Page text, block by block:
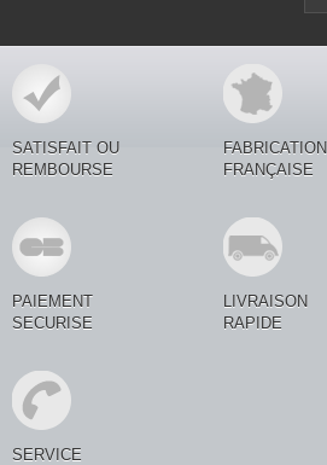
SATISFAIT OU
REMBOURSE
FABRICATION
FRANÇAISE
PAIEMENT
SECURISE
LIVRAISON
RAPIDE
SERVICE